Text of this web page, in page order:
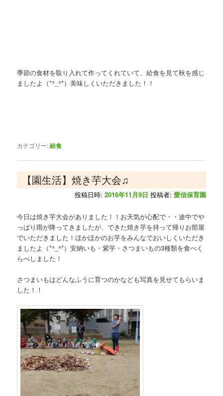
季節の食材を取り入れて作ってくれていて、給食を見て秋を感じ
ましたよ（*^_^*）美味しくいただきました！！
カテゴリー:給食
【園生活】焼き芋大会♫
投稿日時: 2016年11月9日 投稿者: 愛信保育園
今日は焼き芋大会がありました！！お天気が心配で・・途中でや
っぱり雨が降ってきましたが、できた焼き芋を持って帰りお部屋
でいただきました！ほかほかのお芋をみんなでおいしくいただき
ましたよ（*^_^*）安納いも・紫芋・さつまいもの3種類を食べく
らべしました！
さつまいもはどんなふうに育つのかなども写真を見せてもらいま
した！！